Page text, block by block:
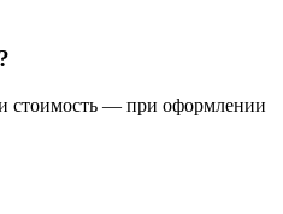
стоимость — при оформлении